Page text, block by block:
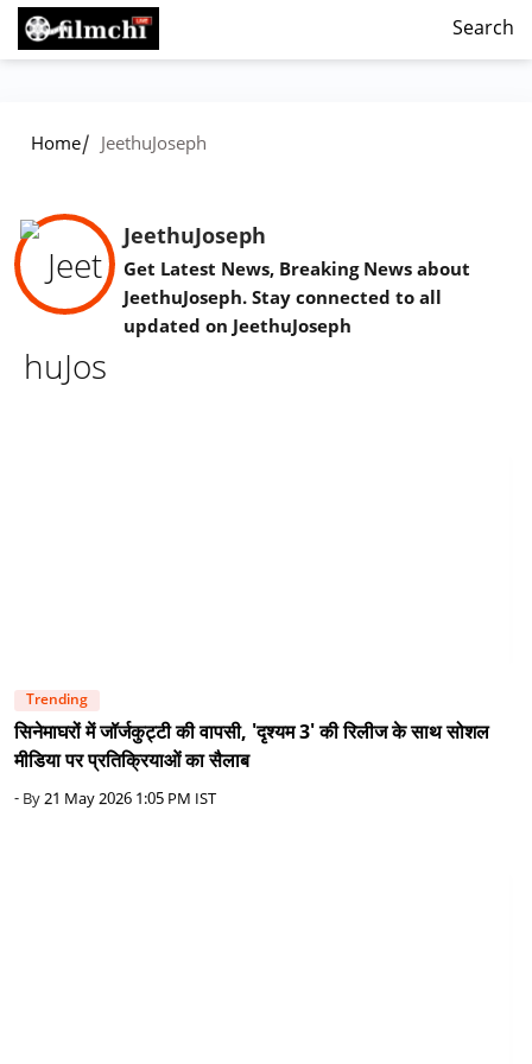
Search
Home/ JeethuJoseph
JeethuJoseph
Get Latest News, Breaking News about
JeethuJoseph. Stay connected to all
updated on JeethuJoseph
Trending
सिनेमाघरों में जॉर्जकुट्टी की वापसी, 'दृश्यम 3' की रिलीज के साथ सोशल
मीडिया पर प्रतिक्रियाओं का सैलाब
- By21 May 2026 1:05 PM IST